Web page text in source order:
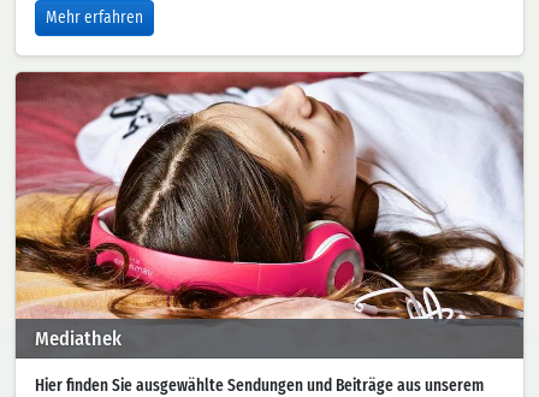
Mehr erfahren
Mediathek
Hier finden Sie ausgewählte Sendungen und Beiträge aus unserem